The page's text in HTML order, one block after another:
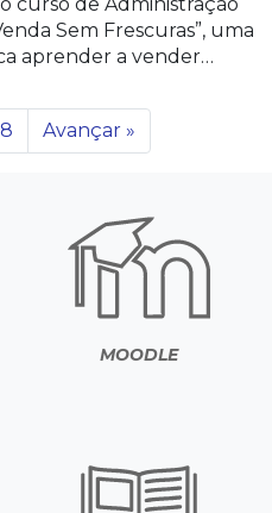
Sem Frescuras”, uma
aprender a vender…
8 Avançar »
MOODLE